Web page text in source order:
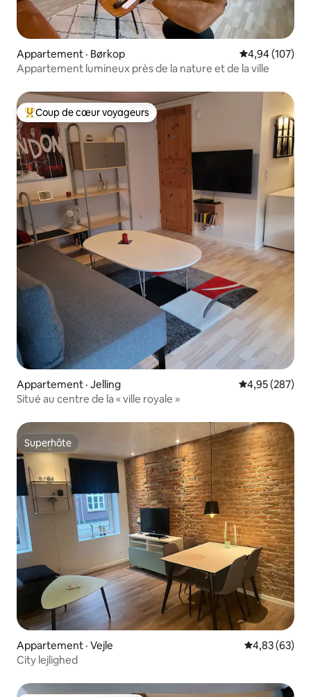
Appartement · Børkop Note
4,94 (107)
Appartement lumineux près de la nature et de la ville
Coup de cœur voyageurs parmi les plus aimés
Coup de cœur voyageurs
Appartement · Jelling Note
4,95 (287)
Situé au centre de la « ville royale »
Superhôte
Superhôte
Appartement · Vejle Note
4,83 (63)
City lejlighed